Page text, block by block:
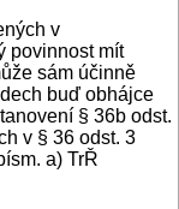
v
povinnost mít
sám účinně
buď obhájce
§ 36b odst.
v § 36 odst. 3
a) TrŘ